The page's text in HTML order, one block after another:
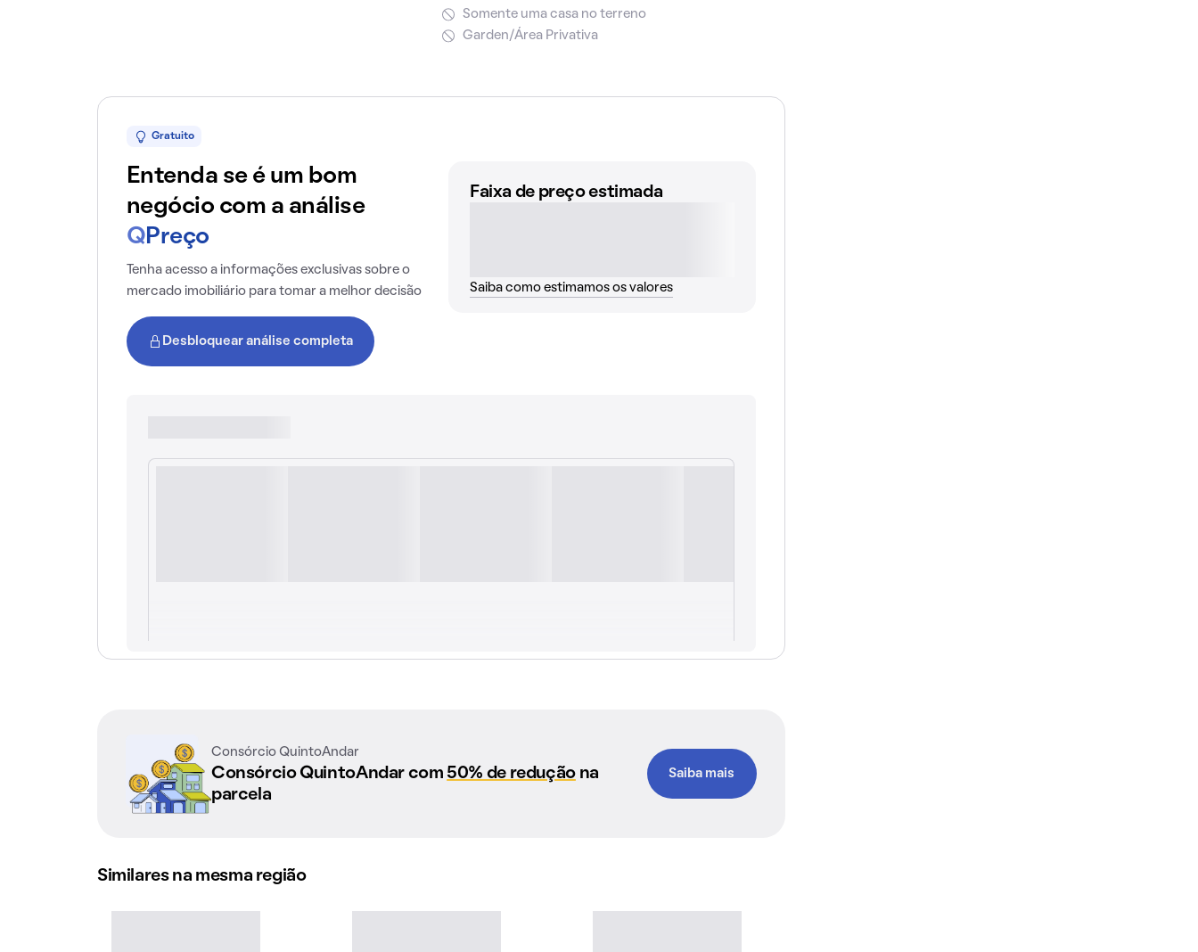
Somente uma casa no terreno
Garden/Área Privativa
Gratuito
Entenda se é um bom
negócio com a análise
Q Preço
Tenha acesso a informações exclusivas sobre o
mercado imobiliário para tomar a melhor decisão
Desbloquear análise completa
Faixa de preço estimada
Saiba como estimamos os valores
Consórcio QuintoAndar
Consórcio QuintoAndar com 50% de reduçãona
parcela
Saiba mais
Similares na mesma região